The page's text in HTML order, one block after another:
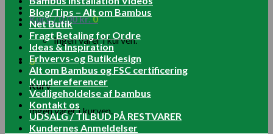
Kurv /0.00kr.0
Ingen varer i kurven.
0
Kurv
Ingen varer i kurven.
Blog/Tips – Alt om Bambus
Net Butik
Fragt Betaling for Ordre
Ideas & Inspiration
Erhvervs-og Butikdesign
Alt om Bambus og FSC certificering
Kundereferencer
Vedligeholdelse af bambus
Kontakt os
UDSALG / TILBUD PÅ RESTVARER
Kundernes Anmeldelser